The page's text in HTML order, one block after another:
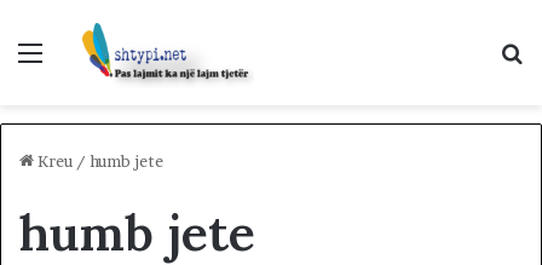
Menu
Kreu / humb jete
humb jete